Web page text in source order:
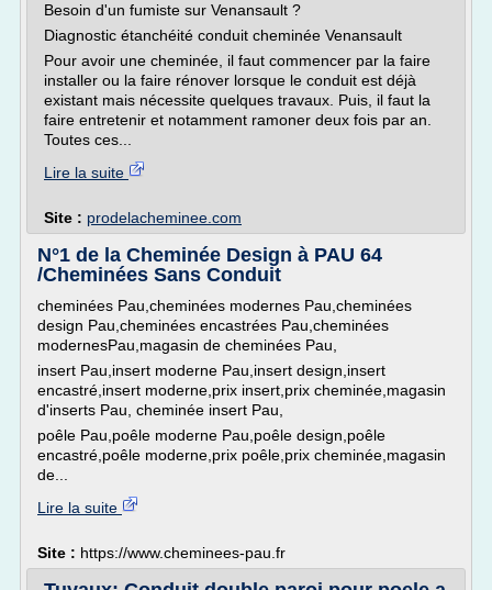
Besoin d'un fumiste sur Venansault ?
Diagnostic étanchéité conduit cheminée Venansault
Pour avoir une cheminée, il faut commencer par la faire
installer ou la faire rénover lorsque le conduit est déjà
existant mais nécessite quelques travaux. Puis, il faut la
faire entretenir et notamment ramoner deux fois par an.
Toutes ces...
Lire la suite
Site : prodelacheminee.com
N°1 de la Cheminée Design à PAU 64
/Cheminées Sans Conduit
cheminées Pau,cheminées modernes Pau,cheminées
design Pau,cheminées encastrées Pau,cheminées
modernesPau,magasin de cheminées Pau,
insert Pau,insert moderne Pau,insert design,insert
encastré,insert moderne,prix insert,prix cheminée,magasin
d'inserts Pau, cheminée insert Pau,
poêle Pau,poêle moderne Pau,poêle design,poêle
encastré,poêle moderne,prix poêle,prix cheminée,magasin
de...
Lire la suite
Site : https://www.cheminees-pau.fr